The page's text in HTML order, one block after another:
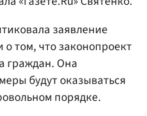
заявление
том, что законопроект
граждан. Она
будут оказываться
порядке.